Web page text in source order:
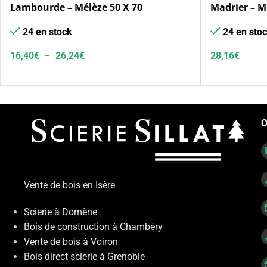
Lambourde – Mélèze 50 X 70
24 en stock
16,40€ – 26,24€
Madrier –
24 en
28,16€
Vente de bois en Isère
Scierie à Domène
Bois de construction à Chambéry
Vente de bois à Voiron
Bois direct scierie à Grenoble